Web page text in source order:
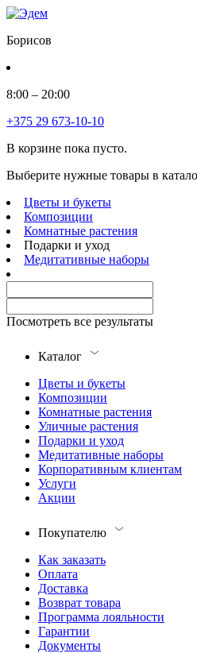
Борисов
8:00 – 20:00
+375 29 673-10-10
В корзине пока пусто.
Выберите нужные товары в
Цветы и букеты
Композиции
Комнатные растения
Подарки и уход
Медитативные наборы
Посмотреть все результаты
Каталог
Цветы и букеты
Композиции
Комнатные растения
Уличные растения
Подарки и уход
Медитативные наборы
Корпоративным клиентам
Услуги
Акции
Покупателю
Как заказать
Оплата
Доставка
Возврат товара
Программа лояльности
Гарантии
Документы